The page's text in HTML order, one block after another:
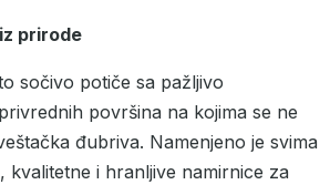
prirode
sočivo potiče sa pažljivo
površina na kojima se ne
đubriva. Namenjeno je svima
kvalitetne i hranljive namirnice za